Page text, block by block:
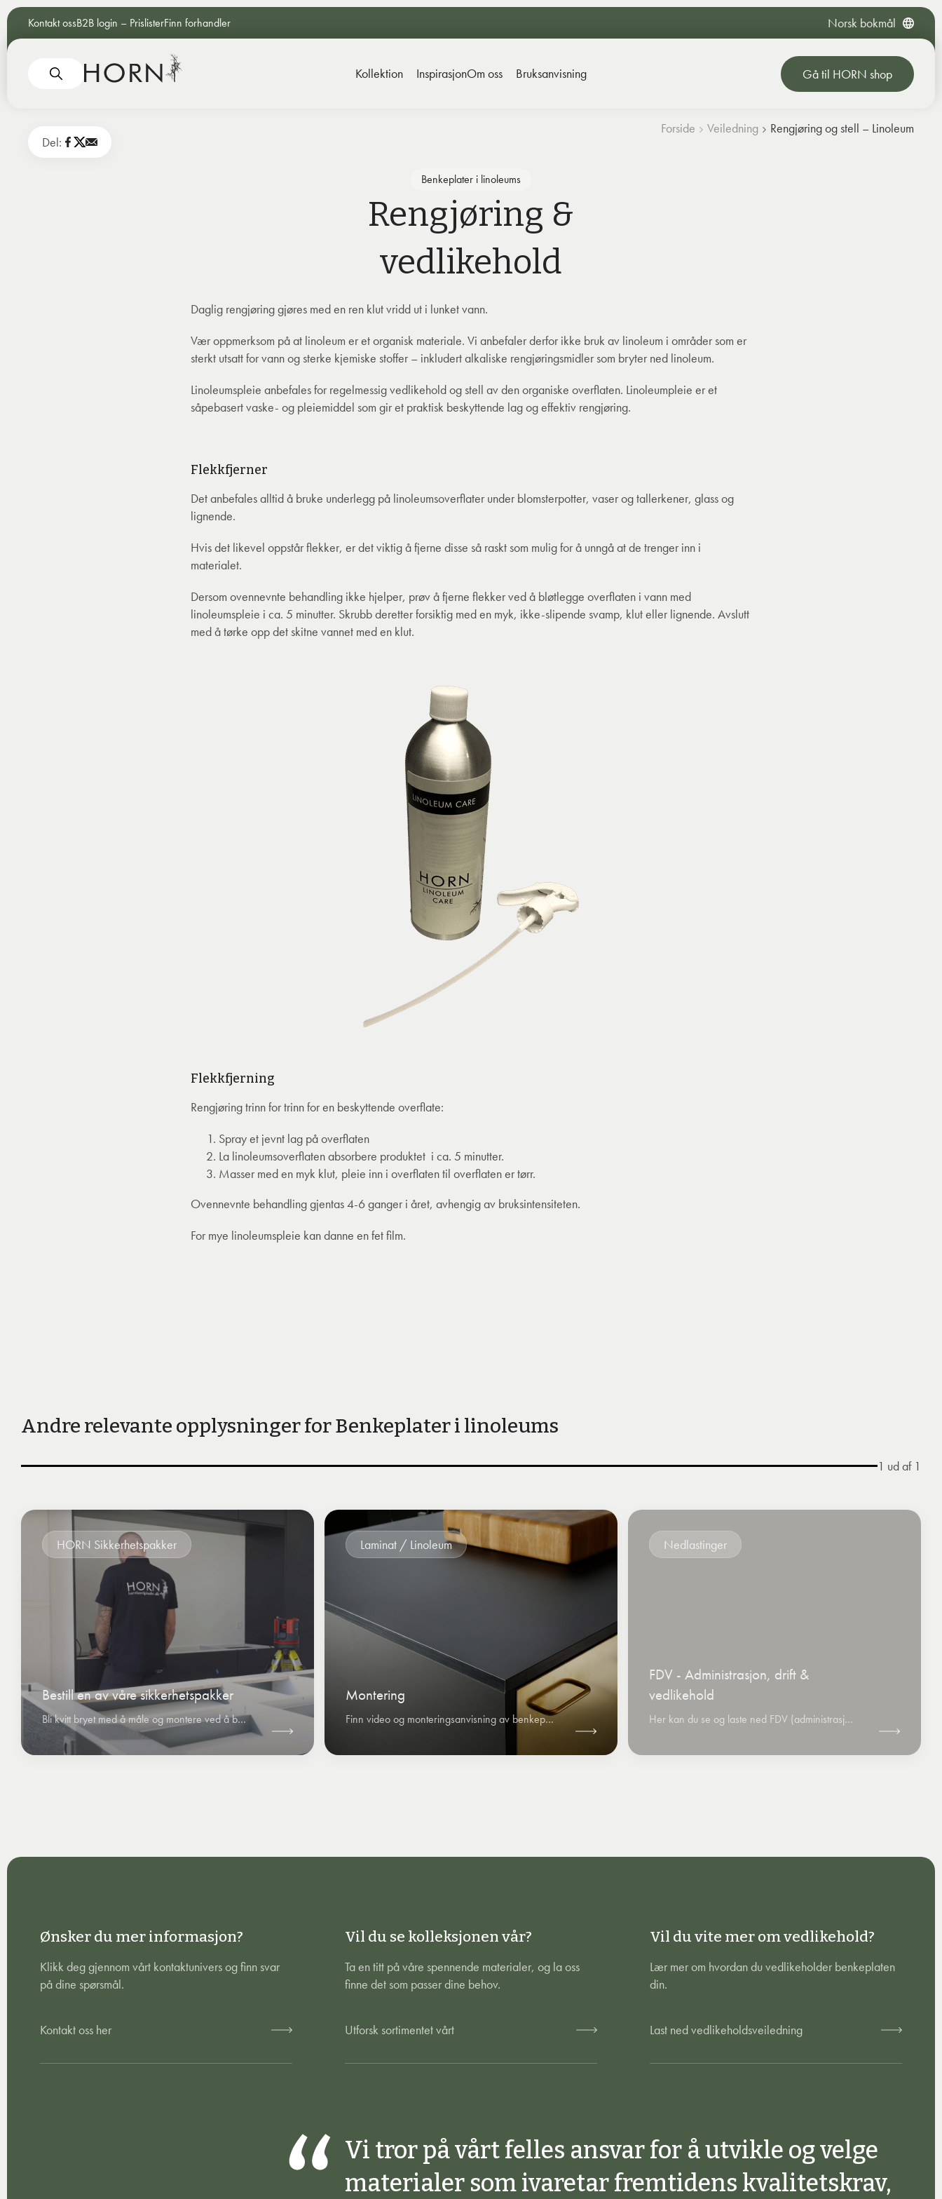
Kontakt ossB2B login – PrislisterFinn forhandler Norsk bokmål
Kollektion InspirasjonOm oss Bruksanvisning Gå til HORN shop
Forside Veiledning
Rengjøring og stell – Linoleum
Del:
Benkeplater i linoleums
Rengjøring &
vedlikehold
Daglig rengjøring gjøres med en ren klut vridd ut i lunket vann.
Vær oppmerksom på at linoleum er et organisk materiale. Vi anbefaler derfor ikke bruk av linoleum i områder som er
sterkt utsatt for vann og sterke kjemiske stoffer – inkludert alkaliske rengjøringsmidler som bryter ned linoleum.
Linoleumspleie anbefales for regelmessig vedlikehold og stell av den organiske overflaten. Linoleumpleie er et
såpebasert vaske- og pleiemiddel som gir et praktisk beskyttende lag og effektiv rengjøring.
Flekkfjerner
Det anbefales alltid å bruke underlegg på linoleumsoverflater under blomsterpotter, vaser og tallerkener, glass og
lignende.
Hvis det likevel oppstår flekker, er det viktig å fjerne disse så raskt som mulig for å unngå at de trenger inn i
materialet.
Dersom ovennevnte behandling ikke hjelper, prøv å fjerne flekker ved å bløtlegge overflaten i vann med
linoleumspleie i ca. 5 minutter. Skrubb deretter forsiktig med en myk, ikke-slipende svamp, klut eller lignende. Avslutt
med å tørke opp det skitne vannet med en klut.
Flekkfjerning
Rengjøring trinn for trinn for en beskyttende overflate:
Spray et jevnt lag på overflaten
La linoleumsoverflaten absorbere produktet i ca. 5 minutter.
Masser med en myk klut, pleie inn i overflaten til overflaten er tørr.
Ovennevnte behandling gjentas 4-6 ganger i året, avhengig av bruksintensiteten.
For mye linoleumspleie kan danne en fet film.
Andre relevante opplysninger for Benkeplater i linoleums
1 ud af 1
HORN Sikkerhetspakker
Bestill en av våre sikkerhetspakker
Bli kvitt bryet med å måle og montere ved å bestille en av HORNs sikkerhetspakker.
Laminat / Linoleum
Montering
Finn video og monteringsanvisning av benkeplater i laminat og linoleum
Nedlastinger
FDV - Administrasjon, drift &
vedlikehold
Her kan du se og laste ned FDV (administrasjon, drift og vedlikehold) materiell for alle HORN produktgrupper.
Ønsker du mer informasjon?
Klikk deg gjennom vårt kontaktunivers og finn svar
på dine spørsmål.
Kontakt oss her
Vil du se kolleksjonen vår?
Ta en titt på våre spennende materialer, og la oss
finne det som passer dine behov.
Utforsk sortimentet vårt
Vil du vite mer om vedlikehold?
Lær mer om hvordan du vedlikeholder benkeplaten
din.
Last ned vedlikeholdsveiledning
Vi tror på vårt felles ansvar for å utvikle og velge
materialer som ivaretar fremtidens kvalitetskrav,